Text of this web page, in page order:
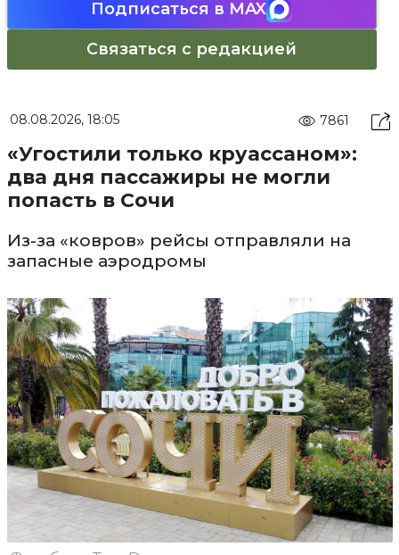
Подписаться в MAX
Связаться с редакцией
08.08.2026, 18:05 7861
«Угостили только круассаном»:
два дня пассажиры не могли
попасть в Сочи
Из-за «ковров» рейсы отправляли на
запасные аэродромы